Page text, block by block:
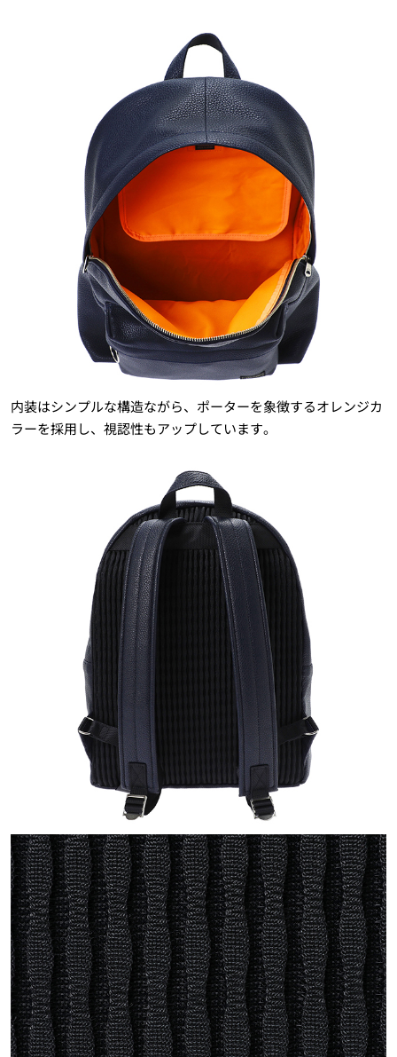
内装はシンプルな構造ながら、ポーターを象徴するオレンジカ
ラーを採用し、視認性もアップしています。